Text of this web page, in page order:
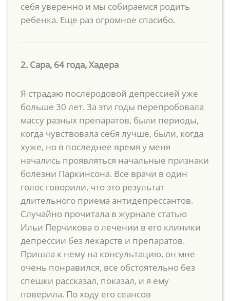
себя уверенно и мы собираемся родить
ребенка. Еще раз огромное спасибо.
2. Сара, 64 года, Хадера
Я страдаю послеродовой депрессией уже
больше 30 лет. За эти годы перепробовала
массу разных препаратов, были периоды,
когда чувствовала себя лучше, были, когда
хуже, но в последнее время у меня
начались проявляться начальные признаки
болезни Паркинсона. Все врачи в один
голос говорили, что это результат
длительного приема антидепрессантов.
Случайно прочитала в журнале статью
Ильи Перчикова о лечении в его клиники
депрессии без лекарств и препаратов.
Пришла к нему на консультацию, он мне
очень понравился, все обстоятельно без
спешки рассказал, показал, и я ему
поверила. По ходу его сеансов